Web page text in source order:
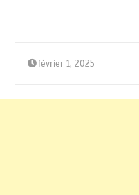
février 1, 2025